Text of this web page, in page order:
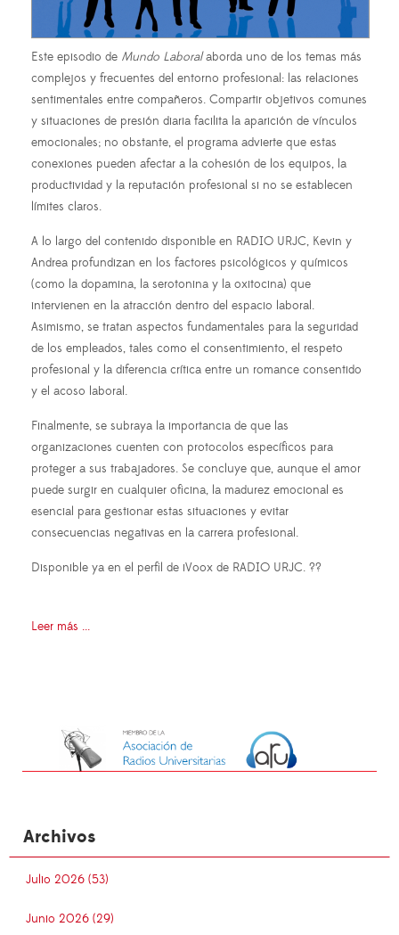
Este episodio de Mundo Laboralaborda uno de los temas más
complejos y frecuentes del entorno profesional: las relaciones
sentimentales entre compañeros. Compartir objetivos comunes
y situaciones de presión diaria facilita la aparición de vínculos
emocionales; no obstante, el programa advierte que estas
conexiones pueden afectar a la cohesión de los equipos, la
productividad y la reputación profesional si no se establecen
límites claros.
A lo largo del contenido disponible en RADIO URJC, Kevin y
Andrea profundizan en los factores psicológicos y químicos
(como la dopamina, la serotonina y la oxitocina) que
intervienen en la atracción dentro del espacio laboral.
Asimismo, se tratan aspectos fundamentales para la seguridad
de los empleados, tales como el consentimiento, el respeto
profesional y la diferencia crítica entre un romance consentido
y el acoso laboral.
Finalmente, se subraya la importancia de que las
organizaciones cuenten con protocolos específicos para
proteger a sus trabajadores. Se concluye que, aunque el amor
puede surgir en cualquier oficina, la madurez emocional es
esencial para gestionar estas situaciones y evitar
consecuencias negativas en la carrera profesional.
Disponible ya en el perfil de iVoox de RADIO URJC. ?️?
Leer más ...
Archivos
Julio 2026 (53)
Junio 2026 (29)